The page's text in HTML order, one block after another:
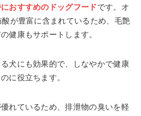
おすすめのドッグフードです。オ
酸が豊富に含まれているため、毛艶
健康もサポートします。
犬にも効果的で、しなやかで健康
に役立ちます。
れているため、排泄物の臭いを軽